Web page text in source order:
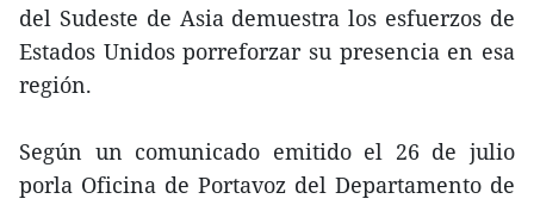
del Sudeste de Asia demuestra los esfuerzos de
Estados Unidos porreforzar su presencia en esa
región.
Según un comunicado emitido el 26 de julio
porla Oficina de Portavoz del Departamento de